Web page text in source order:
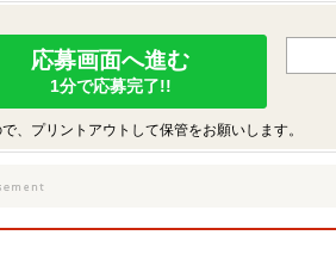
応募画面へ進む
1分で応募完了!!
、プリントアウトして保管をお願いします。